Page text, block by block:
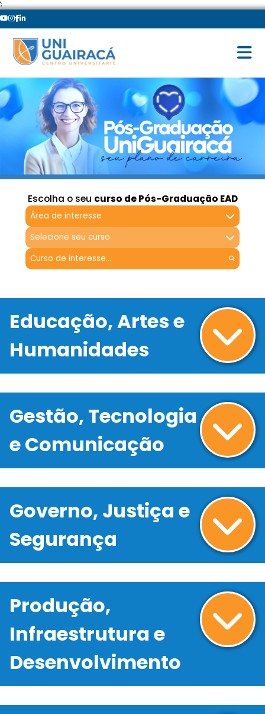
';
Escolha o seu curso de Pós-Graduação EAD
Área de interesse
Selecione seu curso
Educação, Artes e
Humanidades
Gestão, Tecnologia
e Comunicação
Governo, Justiça e
Segurança
Produção,
Infraestrutura e
Desenvolvimento